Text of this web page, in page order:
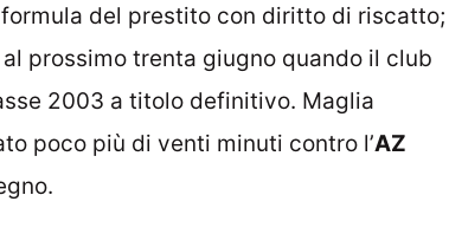
del prestito con diritto di riscatto;
prossimo trenta giugno quando il club
2003 a titolo definitivo. Maglia
poco più di venti minuti contro l’AZ